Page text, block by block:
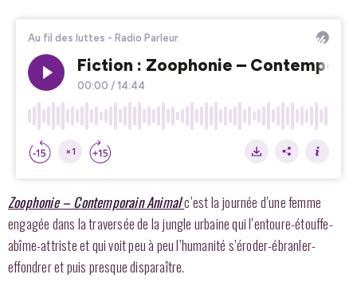
Zoophonie – Contemporain Animalc’est la journée d’une femme
engagée dans la traversée de la jungle urbaine qui l’entoure-étouffe-
abîme-attriste et qui voit peu à peu l’humanité s’éroder-ébranler-
effondrer et puis presque disparaître.